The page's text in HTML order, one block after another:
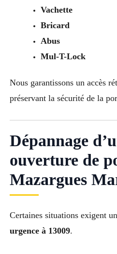
Vachette
Bricard
Abus
Mul-T-Lock
Nous garantissons un accès
préservant la sécurité de la
Dépannage
ouverture de
Mazargues
Certaines situations exigent
urgence à 13009.